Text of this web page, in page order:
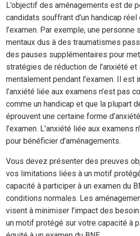
L’objectif des aménagements est de
candidats souffrant d’un handicap
l’examen. Par exemple, une
mentaux dus à des traumatismes
des pauses supplémentaires pour
stratégies de réduction de l’anxiété
mentalement pendant l’examen. Il est
l’anxiété liée aux examens n’est pas
comme un handicap et que la plupart
éprouvent une certaine forme
l’examen. L’anxiété liée aux examens
pour bénéficier d’aménagements.
Vous devez présenter des preuves
vos limitations liées à un motif
capacité à participer à un examen du
conditions normales. Les
visent à minimiser l’impact des
un motif protégé sur votre capacité à